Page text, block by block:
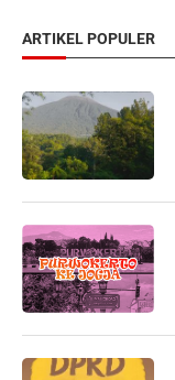
ARTIKEL POPULER